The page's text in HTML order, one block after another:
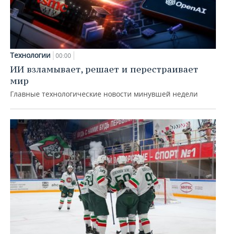
Технологии 00:00
ИИ взламывает, решает и перестраивает
мир
Главные технологические новости минувшей недели